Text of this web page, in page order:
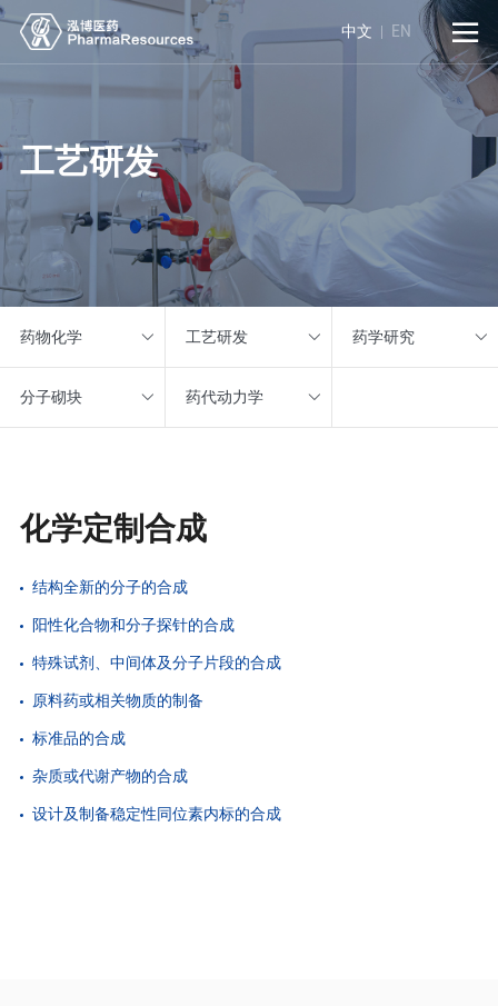
中文 EN 
工艺研发
药物化学 工艺研发 药学研究
分子砌块 药代动力学
化学定制合成
结构全新的分子的合成
阳性化合物和分子探针的合成
特殊试剂、中间体及分子片段的合成
原料药或相关物质的制备
标准品的合成
杂质或代谢产物的合成
设计及制备稳定性同位素内标的合成